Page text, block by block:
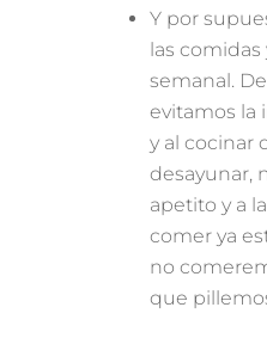
Y por
las
semanal.
evitamos la
y al cocinar
desayunar,
apetito y a
comer ya
no
que